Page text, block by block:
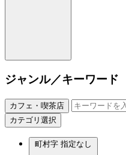
ジャンル／キーワード
カフェ・喫茶店
カテゴリ選択
町村字 指定なし